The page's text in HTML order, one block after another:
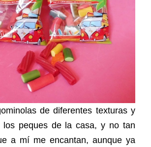
de diferentes texturas y
los peques de la casa, y no tan
a mí me encantan, aunque ya